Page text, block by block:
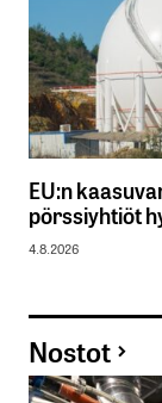
EU:n
pörssiyhtiöt
4.8.2026
Nostot